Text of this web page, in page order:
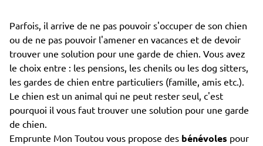
Parfois, il arrive de ne pas pouvoir s'occuper de son chien
ou de ne pas pouvoir l'amener en vacances et de devoir
trouver une solution pour une garde de chien. Vous avez
le choix entre : les pensions, les chenils ou les dog sitters,
les gardes de chien entre particuliers (famille, amis etc.).
Le chien est un animal qui ne peut rester seul, c'est
pourquoi il vous faut trouver une solution pour une garde
de chien.
Emprunte Mon Toutou vous propose des bénévoles pour